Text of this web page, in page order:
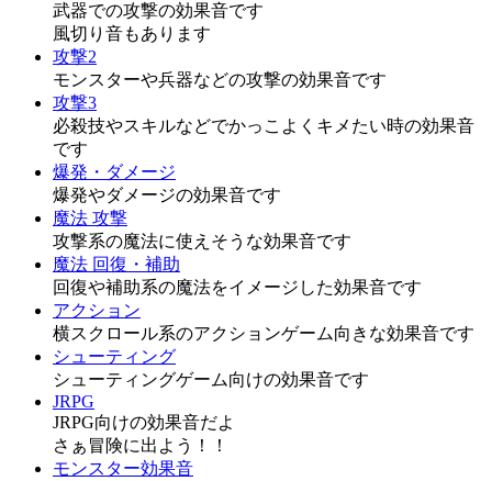
武器での攻撃の効果音です
風切り音もあります
攻撃2
モンスターや兵器などの攻撃の効果音です
攻撃3
必殺技やスキルなどでかっこよくキメたい時の効果音
です
爆発・ダメージ
爆発やダメージの効果音です
魔法 攻撃
攻撃系の魔法に使えそうな効果音です
魔法 回復・補助
回復や補助系の魔法をイメージした効果音です
アクション
横スクロール系のアクションゲーム向きな効果音です
シューティング
シューティングゲーム向けの効果音です
JRPG
JRPG向けの効果音だよ
さぁ冒険に出よう！！
モンスター効果音